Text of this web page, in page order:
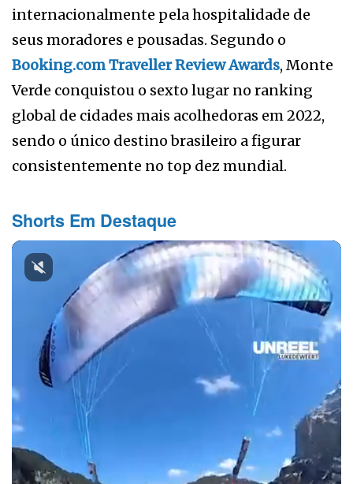
internacionalmente pela hospitalidade de
seus moradores e pousadas. Segundo o
Booking.com Traveller Review Awards, Monte
Verde conquistou o sexto lugar no ranking
global de cidades mais acolhedoras em 2022,
sendo o único destino brasileiro a figurar
consistentemente no top dez mundial.
Shorts Em Destaque